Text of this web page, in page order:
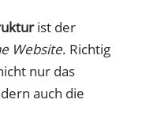
ist der
Website. Richtig
nur das
auch die